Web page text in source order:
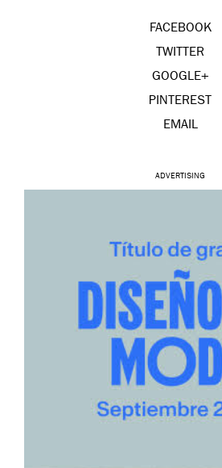
FACEBOOK
TWITTER
GOOGLE+
PINTEREST
EMAIL
ADVERTISING